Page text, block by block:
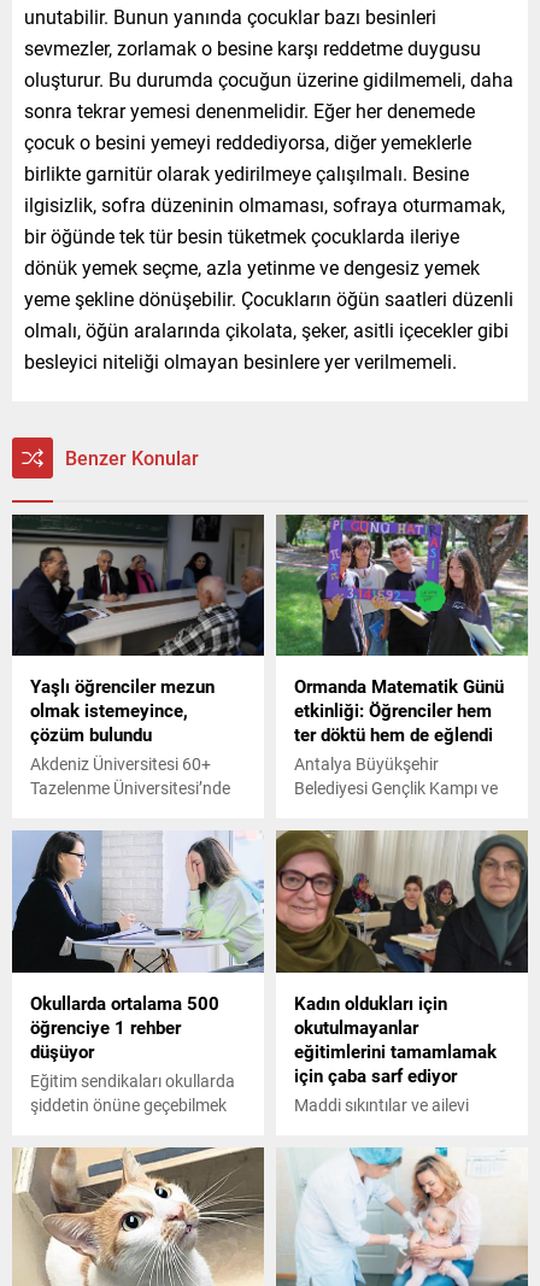
unutabilir. Bunun yanında çocuklar bazı besinleri
sevmezler, zorlamak o besine karşı reddetme duygusu
oluşturur. Bu durumda çocuğun üzerine gidilmemeli, daha
sonra tekrar yemesi denenmelidir. Eğer her denemede
çocuk o besini yemeyi reddediyorsa, diğer yemeklerle
birlikte garnitür olarak yedirilmeye çalışılmalı. Besine
ilgisizlik, sofra düzeninin olmaması, sofraya oturmamak,
bir öğünde tek tür besin tüketmek çocuklarda ileriye
dönük yemek seçme, azla yetinme ve dengesiz yemek
yeme şekline dönüşebilir. Çocukların öğün saatleri düzenli
olmalı, öğün aralarında çikolata, şeker, asitli içecekler gibi
besleyici niteliği olmayan besinlere yer verilmemeli.
Benzer Konular
Yaşlı öğrenciler mezun
olmak istemeyince,
çözüm bulundu
Akdeniz Üniversitesi 60+
Tazelenme Üniversitesi’nde
60 yaş üzeri öğrenciler,
projenin kurucusu Prof. Dr.
İsmail Tufan'dan, hocam,
“Bizi sınıfta bırak, biz kalalım,
devam edelim” talepleri
üzerine yüksek lisans
programı açıldı.
Ormanda Matematik Günü
etkinliği: Öğrenciler hem
ter döktü hem de eğlendi
Antalya Büyükşehir
Belediyesi Gençlik Kampı ve
Matematik Günü' etkinliği
düzenlendi.
Okullarda ortalama 500
öğrenciye 1 rehber
düşüyor
Eğitim sendikaları okullarda
şiddetin önüne geçebilmek
rehberlik (PDR) dersinin
haftada en az 2 saat
olmasını, her 100 öğrenciye
bir rehberlik öğretmeninin
atanmasını öneriyor.
Ancak Türkiye’de ortalama
Kadın oldukları için
okutulmayanlar
eğitimlerini tamamlamak
için çaba sarf ediyor
Maddi sıkıntılar ve ailevi
gidemeyen kadınlar,
Sakarya'nın Hendek ilçesinde
bulunan Halk Eğitim
Merkezi'ndeki okuma ve
yazma kursunda eğitimlerini
tamamlamak için çaba sarf